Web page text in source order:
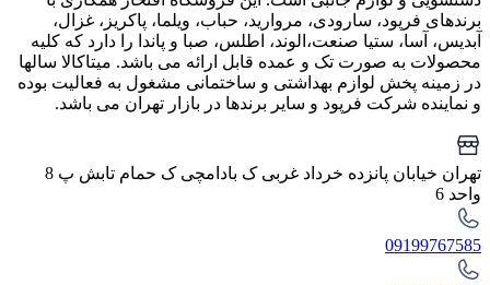
برندهای فرپود، سارودی، مروارید، حباب، ویلما، پاکریز، غزال،
آبدیس، آسا، ستیا صنعت،الوند، اطلس، صبا و پاندا را دارد که کلیه
محصولات به صورت تک و عمده قابل ارائه می باشد. میتاکالا سالها
در زمینه پخش لوازم بهداشتی و ساختمانی مشغول به فعالیت بوده
و نماینده شرکت فرپود و سایر برندها در بازار تهران می باشد.
تهران خیابان پانزده خرداد غربی ک بادامچی ک حمام تابش پ 8
واحد 6
09199767585